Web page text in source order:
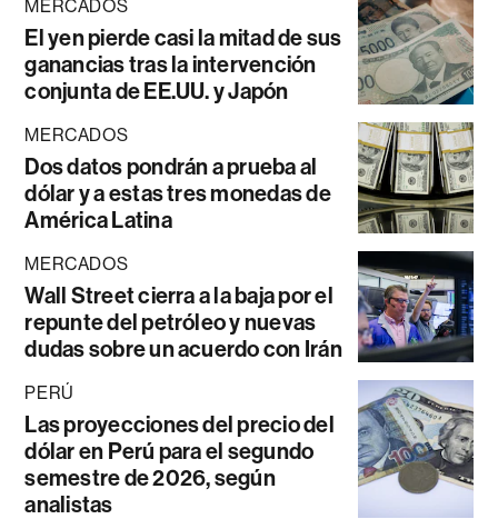
MERCADOS
El yen pierde casi la mitad de sus
ganancias tras la intervención
conjunta de EE.UU. y Japón
MERCADOS
Dos datos pondrán a prueba al
dólar y a estas tres monedas de
América Latina
MERCADOS
Wall Street cierra a la baja por el
repunte del petróleo y nuevas
dudas sobre un acuerdo con Irán
PERÚ
Las proyecciones del precio del
dólar en Perú para el segundo
semestre de 2026, según
analistas